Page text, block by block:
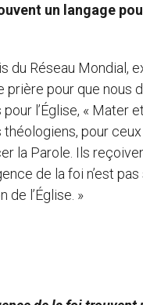
un langage
du Réseau Mondial,
prière pour que nous
l’Église, « Mater
théologiens, pour
la Parole. Ils
de la foi n’est
l’Église. »